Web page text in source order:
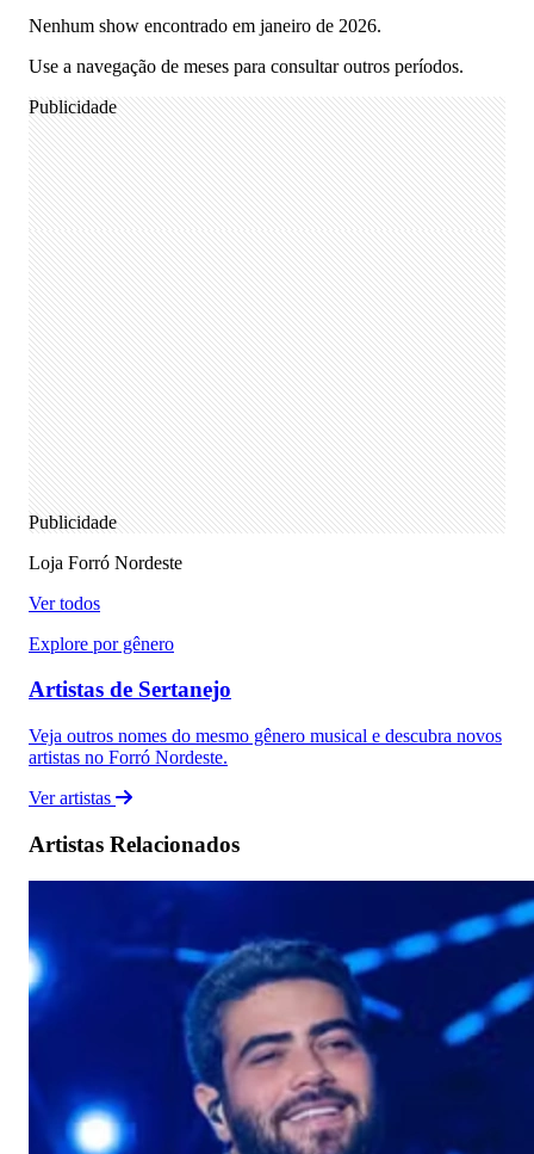
Nenhum show encontrado em janeiro de 2026.
Use a navegação de meses para consultar outros períodos.
Publicidade
Publicidade
Loja Forró Nordeste
Ver todos
Explore por gênero
Artistas de Sertanejo
Veja outros nomes do mesmo gênero musical e descubra novos
artistas no Forró Nordeste.
Ver artistas
Artistas Relacionados